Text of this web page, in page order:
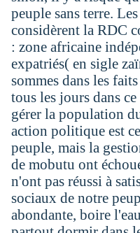
peuple sans terre.
considèrent la RDC
: zone africaine
expatriés( en sigle
sommes dans les
tous les jours dans
gérer la population
action politique est
peuple, mais la
de mobutu ont
n'ont pas réussi à
sociaux de notre
abondante, boire